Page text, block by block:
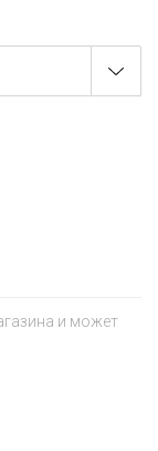
и может